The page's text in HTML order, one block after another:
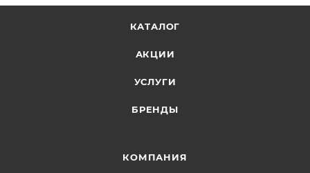
КАТАЛОГ
АКЦИИ
УСЛУГИ
БРЕНДЫ
КОМПАНИЯ